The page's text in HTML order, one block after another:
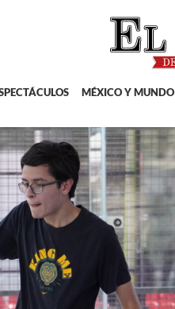
MÉXICO Y MUNDO